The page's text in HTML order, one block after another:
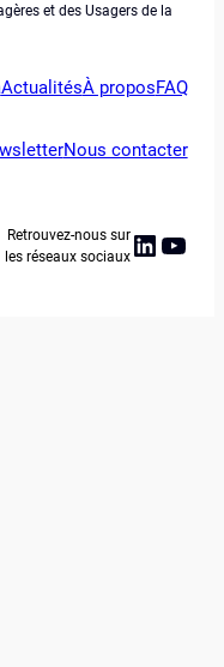
et des Usagers de la
ActualitésÀ proposFAQ
Nous contacter
Retrouvez-nous sur
les réseaux sociaux